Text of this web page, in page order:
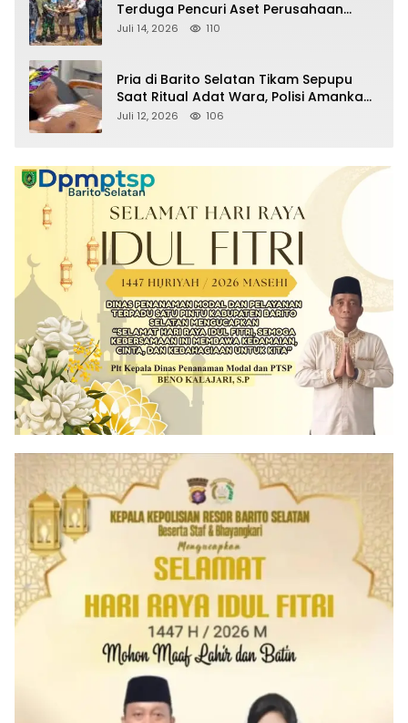
Terduga Pencuri Aset Perusahaan
Sitaan Satgas PKH, Satu Paket Diduga
Juli 14, 2026 110
Pria di Barito Selatan Tikam Sepupu
Saat Ritual Adat Wara, Polisi Amankan
Pelaku
Juli 12, 2026 106